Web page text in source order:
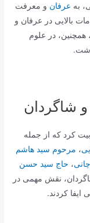
به عرفان و معرفت
بالایی در عرفان و
در علوم
شاگردان
کرد که از جمله
، مرحوم سید هاشم
، حاج سید حسن
نقش مهمی در
کردند.